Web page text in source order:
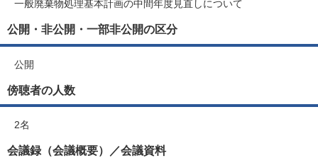
一般廃棄物処理基本計画の中間年度見直しについて
公開・非公開・一部非公開の区分
公開
傍聴者の人数
2名
会議録（会議概要）／会議資料